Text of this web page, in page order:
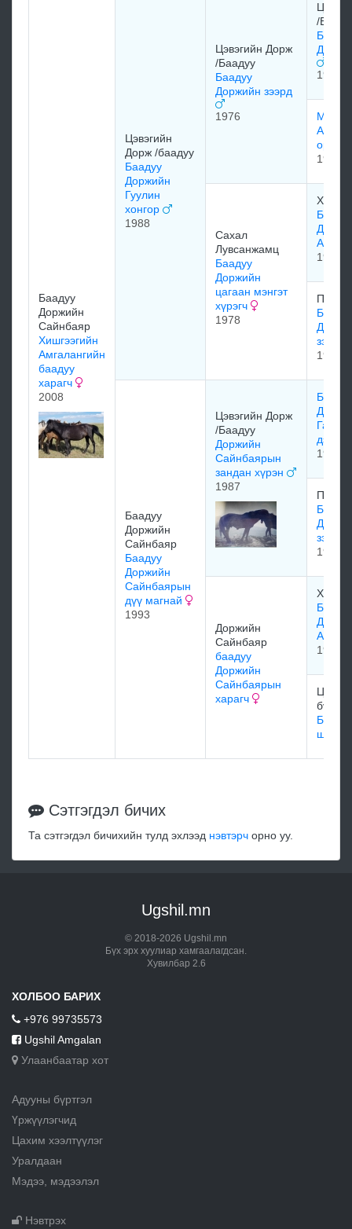
Баадуу
Доржийн
Сайнбаяр
Хишгээгийн
Амгалангийн
баадуу
харагч
2008
Цэвэгийн
Дорж /баадуу
Баадуу
Доржийн
Гуулин
хонгор
1988
Цэвэгийн Дорж
/Баадуу
Баадуу
Доржийн зээрд
1976
/
1964
ороо
1970
Сахал
Лувсанжамц
Баадуу
Доржийн
цагаан мэнгэт
хүрэгч
1978
Алаг
1962
Падын
зээрд
1966
Баадуу
Доржийн
Сайнбаяр
Баадуу
Доржийн
Сайнбаярын
дүү магнай
1993
Цэвэгийн Дорж
/Баадуу
Доржийн
Сайнбаярын
зандан хүрэн
1987
1968
Падын
зээрд
1966
Доржийн
Сайнбаяр
баадуу
Доржийн
Сайнбаярын
харагч
Алаг
1962
шарга
Сэтгэгдэл бичих
Та сэтгэгдэл бичихийн тулд эхлээд нэвтэрч орно уу.
Ugshil.mn
© 2018-2026 Ugshil.mn
Бүх эрх хуулиар хамгаалагдсан.
Хувилбар 2.6
ХОЛБОО БАРИХ
+976 99735573
Ugshil Amgalan
Улаанбаатар хот
Адууны бүртгэл
Үржүүлэгчид
Цахим хээлтүүлэг
Уралдаан
Мэдээ, мэдээлэл
Нэвтрэх